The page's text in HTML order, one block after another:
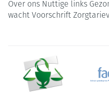
Over ons Nuttige links
wacht Voorschrift